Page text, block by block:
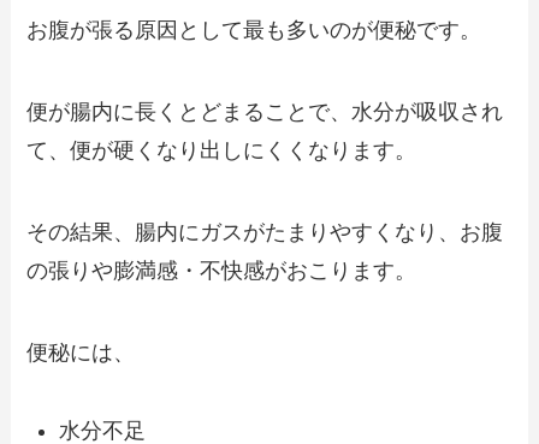
お腹が張る原因として最も多いのが便秘です。
便が腸内に長くとどまることで、水分が吸収され
て、便が硬くなり出しにくくなります。
その結果、腸内にガスがたまりやすくなり、お腹
の張りや膨満感・不快感がおこります。
便秘には、
水分不足